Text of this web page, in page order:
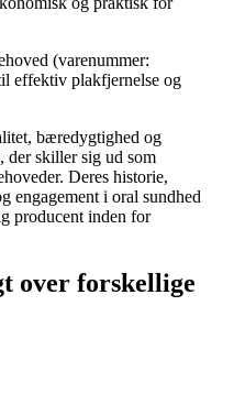
(varenummer:
effektiv plakfjernelse og
bæredygtighed og
skiller sig ud som
Deres historie,
engagement i oral sundhed
producent inden for
over forskellige